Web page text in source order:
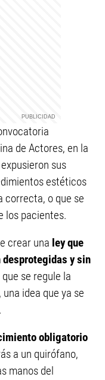
de Actores, en la
sus
estéticos
correcta, o que se
los pacientes.
crear una ley que
desprotegidas y sin
se regule la
idea que ya se
.
obligatorio
a un quirófano,
manos del